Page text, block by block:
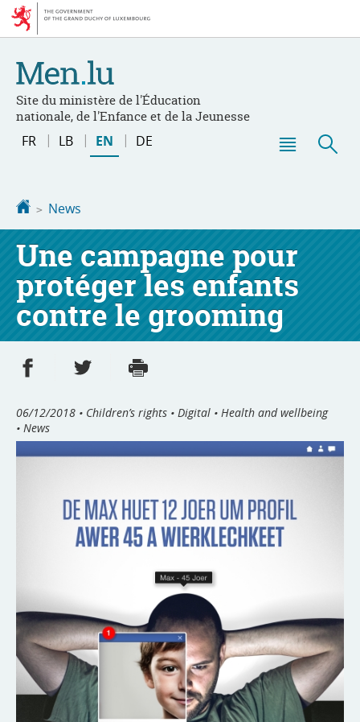
Go
Go
Site du ministère de l'Éducation
nationale, de l'Enfance et de la Jeunesse
Changer
FR LB EN DE
Homepage
News
Une campagne pour
protéger les enfants
contre le grooming
Share on Facebook
Share on Twitter
06/12/2018 • Children’s rights • Digital • Health and wellbeing
• News